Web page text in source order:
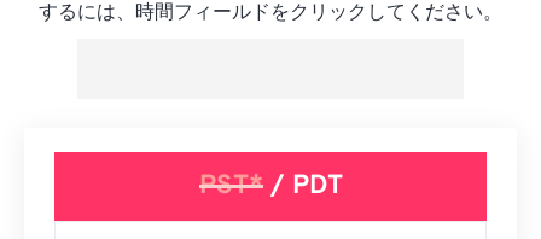
するには、時間フィールドをクリックしてください。
PST*/ PDT